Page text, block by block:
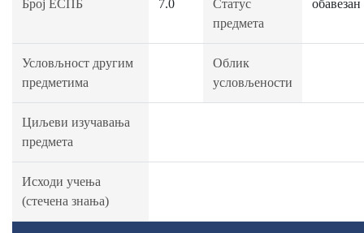
Број ЕСПБ 7.0
Статус
предмета
обавезан
Условљност другим
предметима
Облик
условљености
Циљеви изучавања
предмета
Исходи учења
(стечена знања)